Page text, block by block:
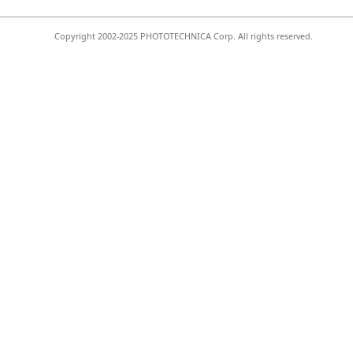
Copyright 2002-2025 PHOTOTECHNICA Corp. All rights reserved.